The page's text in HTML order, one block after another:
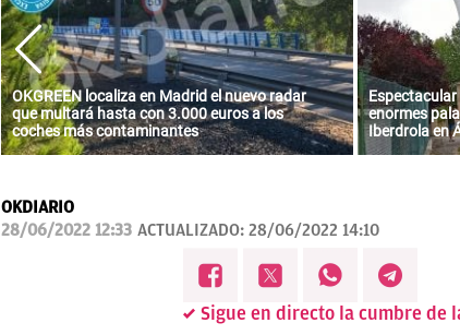
OKGREEN localiza en Madrid el nuevo radar
que multará hasta con 3.000 euros a los
coches más contaminantes
enormes
Iberdrola en
OKDIARIO
28/06/2022 12:33 ACTUALIZADO: 28/06/2022 14:10
Sigue en directo la cumbre de